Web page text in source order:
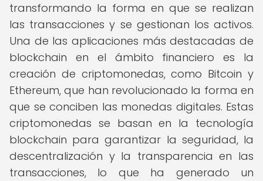
transformando la forma en que se realizan
las transacciones y se gestionan los activos.
Una de las aplicaciones más destacadas de
blockchain en el ámbito financiero es la
creación de criptomonedas, como Bitcoin y
Ethereum, que han revolucionado la forma en
que se conciben las monedas digitales. Estas
criptomonedas se basan en la tecnología
blockchain para garantizar la seguridad, la
descentralización y la transparencia en las
transacciones, lo que ha generado un